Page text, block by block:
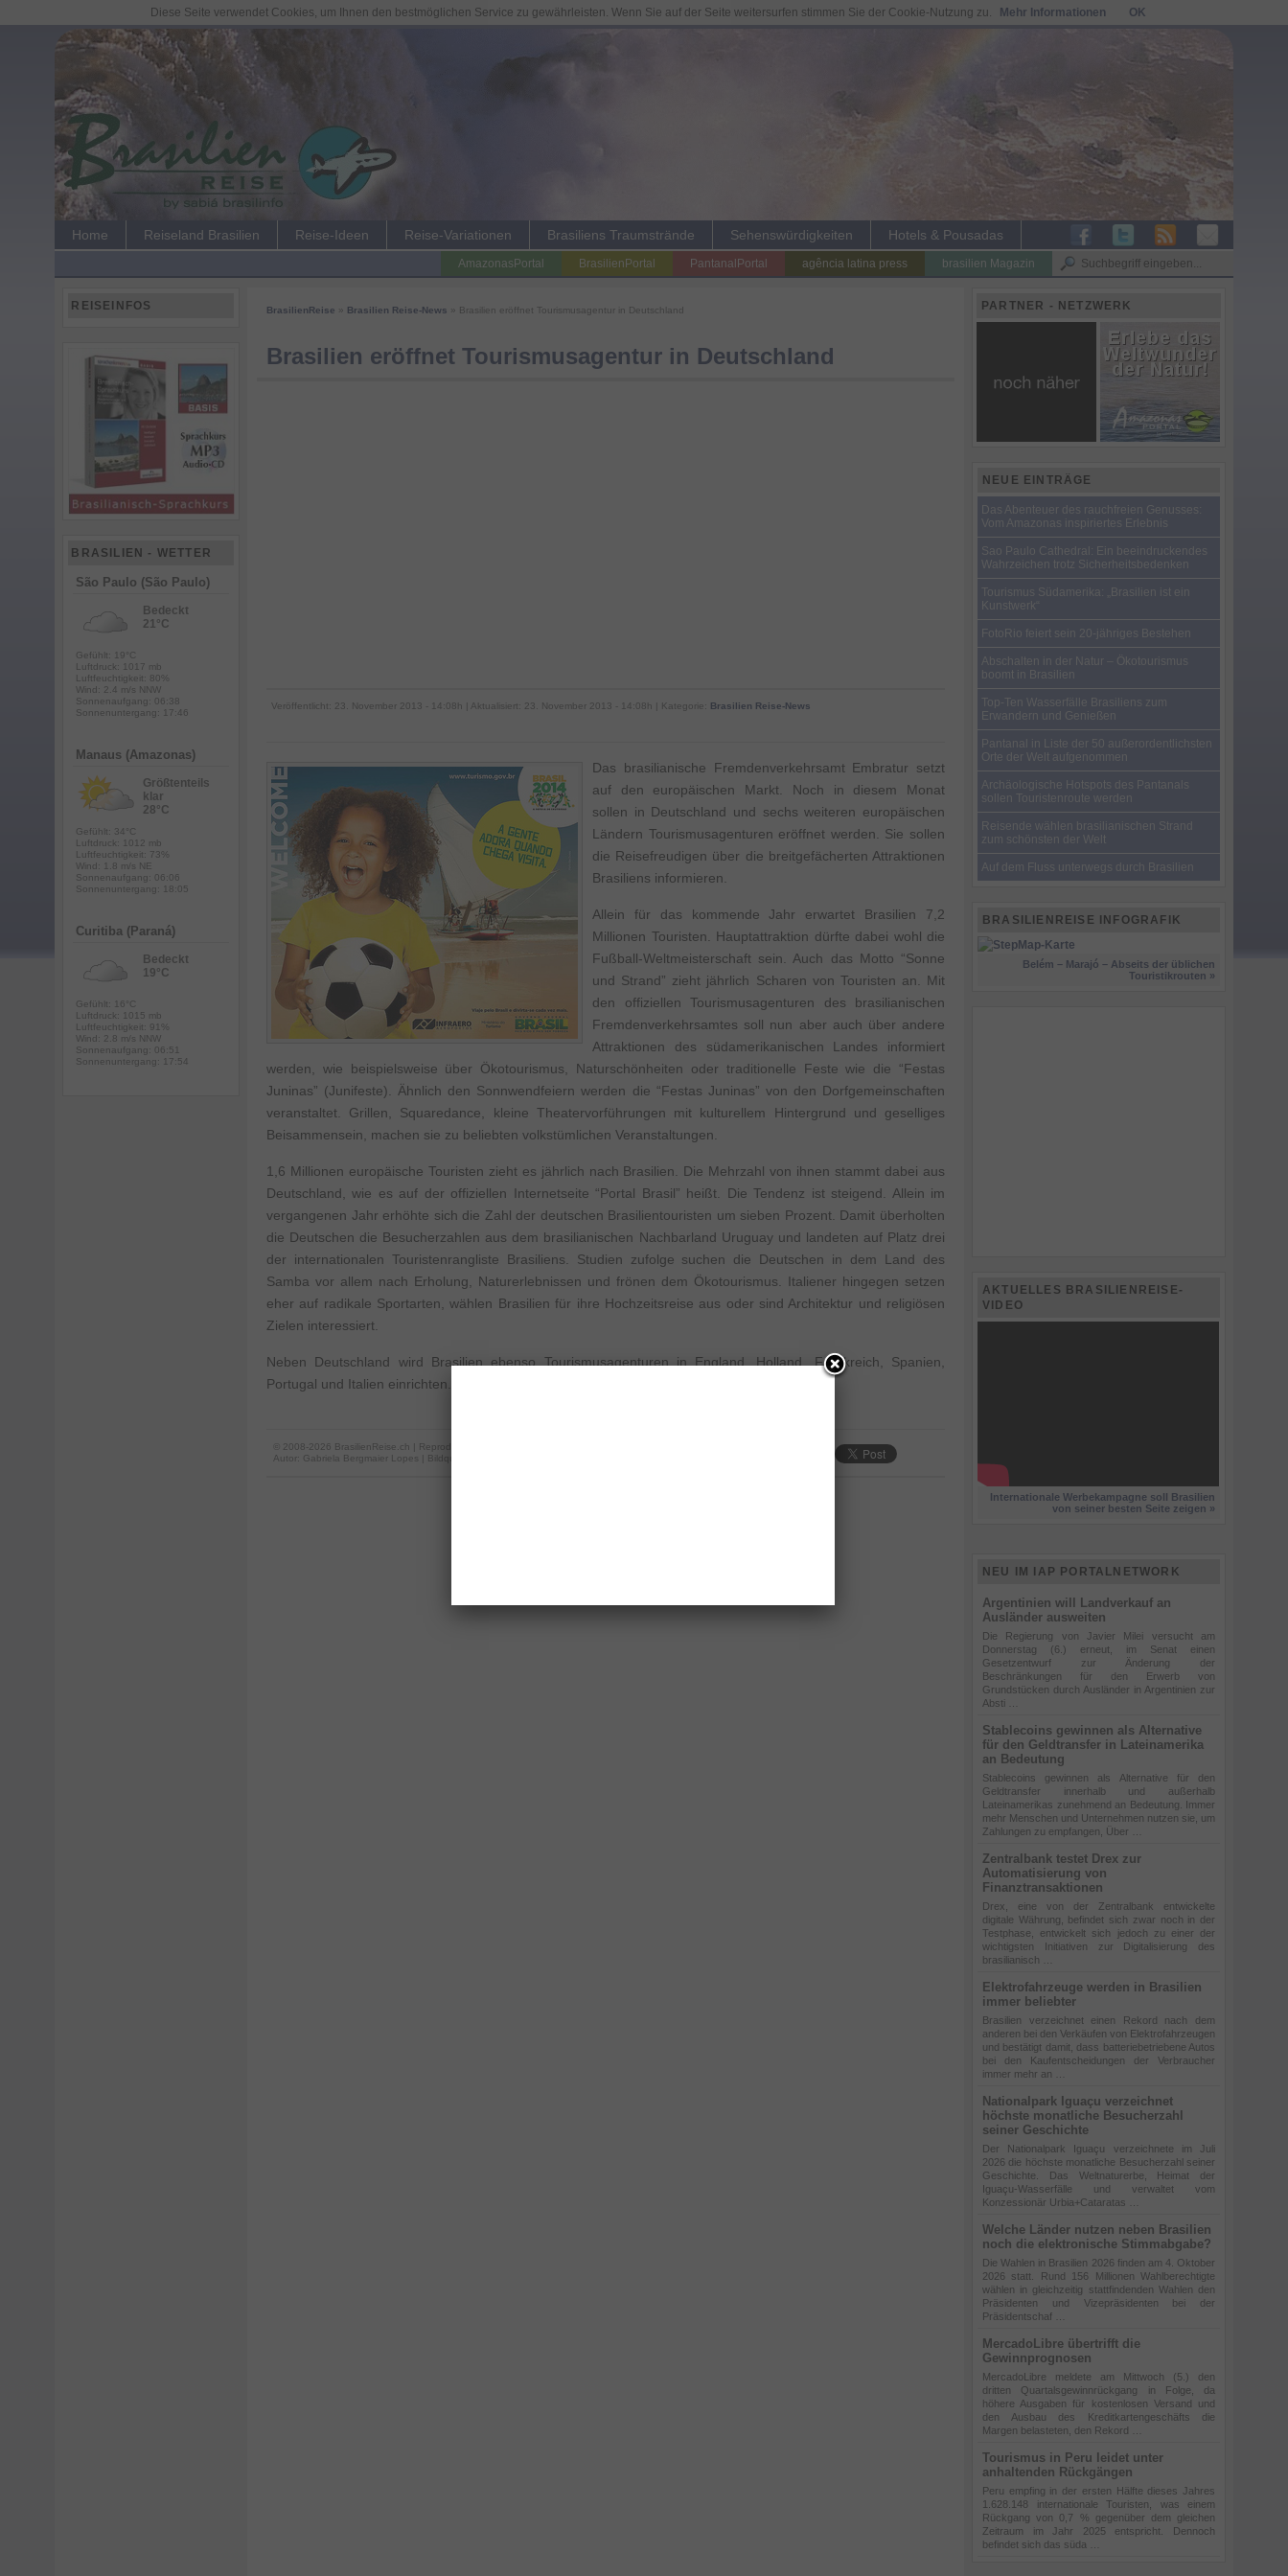
Home Reiseland Brasilien Reise-Ideen Reise-Variationen Brasiliens Traumstrände Sehenswürdigkeiten Hotels & Pousadas
brasilien Magazin
agência latina press
PantanalPortal
BrasilienPortal
AmazonasPortal
BrasilienReise Brasilien Reise-News » Brasilien eröffnet Tourismusagentur in Deutschland
Brasilien eröffnet Tourismusagentur in Deutschland
Veröffentlicht: 23. November 2013 - 14:08h | Aktualisiert: 23. November 2013 - 14:08h | Kategorie: Brasilien Reise-News
Das brasilianische Fremdenverkehrsamt Embratur setzt
auf den europäischen Markt. Noch in diesem Monat
sollen in Deutschland und sechs weiteren europäischen
Ländern Tourismusagenturen eröffnet werden. Sie sollen
die Reisefreudigen über die breitgefächerten Attraktionen
Brasiliens informieren.
Allein für das kommende Jahr erwartet Brasilien 7,2
Millionen Touristen. Hauptattraktion dürfte dabei wohl die
Fußball-Weltmeisterschaft sein. Auch das Motto “Sonne
und Strand” zieht jährlich Scharen von Touristen an. Mit
den offiziellen Tourismusagenturen des brasilianischen
Fremdenverkehrsamtes soll nun aber auch über andere
Attraktionen des südamerikanischen Landes informiert
werden, wie beispielsweise über Ökotourismus, Naturschönheiten oder traditionelle Feste wie die “Festas
Juninas” (Junifeste). Ähnlich den Sonnwendfeiern werden die “Festas Juninas” von den Dorfgemeinschaften
veranstaltet. Grillen, Squaredance, kleine Theatervorführungen mit kulturellem Hintergrund und geselliges
Beisammensein, machen sie zu beliebten volkstümlichen Veranstaltungen.
1,6 Millionen europäische Touristen zieht es jährlich nach Brasilien. Die Mehrzahl von ihnen stammt dabei aus
Deutschland, wie es auf der offiziellen Internetseite “Portal Brasil” heißt. Die Tendenz ist steigend. Allein im
vergangenen Jahr erhöhte sich die Zahl der deutschen Brasilientouristen um sieben Prozent. Damit überholten
die Deutschen die Besucherzahlen aus dem brasilianischen Nachbarland Uruguay und landeten auf Platz drei
der internationalen Touristenrangliste Brasiliens. Studien zufolge suchen die Deutschen in dem Land des
Samba vor allem nach Erholung, Naturerlebnissen und frönen dem Ökotourismus. Italiener hingegen setzen
eher auf radikale Sportarten, wählen Brasilien für ihre Hochzeitsreise aus oder sind Architektur und religiösen
Zielen interessiert.
Neben Deutschland wird Brasilien ebenso Tourismusagenturen in England, Holland, Frankreich, Spanien,
Portugal und Italien einrichten.
© 2008-2026 BrasilienReise.ch | Reproduktion strengstens untersagt.
Autor: Gabriela Bergmaier Lopes | Bildquelle: Embratur
REISEINFOS
BRASILIEN - WETTER
São Paulo (São Paulo)
Bedeckt
21°C
Gefühlt: 19°C
Luftdruck: 1017 mb
Luftfeuchtigkeit: 80%
Wind: 2.4 m/s NNW
Sonnenaufgang: 06:38
Sonnenuntergang: 17:46
Manaus (Amazonas)
Größtenteils
klar
28°C
Gefühlt: 34°C
Luftdruck: 1012 mb
Luftfeuchtigkeit: 73%
Wind: 1.8 m/s NE
Sonnenaufgang: 06:06
Sonnenuntergang: 18:05
Curitiba (Paraná)
Bedeckt
19°C
Gefühlt: 16°C
Luftdruck: 1015 mb
Luftfeuchtigkeit: 91%
Wind: 2.8 m/s NNW
Sonnenaufgang: 06:51
Sonnenuntergang: 17:54
PARTNER - NETZWERK
NEUE EINTRÄGE
Das Abenteuer des rauchfreien Genusses:
Vom Amazonas inspiriertes Erlebnis
Sao Paulo Cathedral: Ein beeindruckendes
Wahrzeichen trotz Sicherheitsbedenken
Tourismus Südamerika: „Brasilien ist ein
Kunstwerk“
FotoRio feiert sein 20-jähriges Bestehen
Abschalten in der Natur – Ökotourismus
boomt in Brasilien
Top-Ten Wasserfälle Brasiliens zum
Erwandern und Genießen
Pantanal in Liste der 50 außerordentlichsten
Orte der Welt aufgenommen
Archäologische Hotspots des Pantanals
sollen Touristenroute werden
Reisende wählen brasilianischen Strand
zum schönsten der Welt
Auf dem Fluss unterwegs durch Brasilien
BRASILIENREISE INFOGRAFIK
Belém – Marajó – Abseits der üblichen
Touristikrouten »
AKTUELLES BRASILIENREISE-
VIDEO
Internationale Werbekampagne soll Brasilien
von seiner besten Seite zeigen »
NEU IM IAP PORTALNETWORK
Argentinien will Landverkauf an
Ausländer ausweiten
Die Regierung von Javier Milei versucht am
Donnerstag (6.) erneut, im Senat einen
Gesetzentwurf zur Änderung der
Beschränkungen für den Erwerb von
Grundstücken durch Ausländer in Argentinien zur
Absti …
Stablecoins gewinnen als Alternative
für den Geldtransfer in Lateinamerika
an Bedeutung
Stablecoins gewinnen als Alternative für den
Geldtransfer innerhalb und außerhalb
Lateinamerikas zunehmend an Bedeutung. Immer
mehr Menschen und Unternehmen nutzen sie, um
Zahlungen zu empfangen, Über …
Zentralbank testet Drex zur
Automatisierung von
Finanztransaktionen
Drex, eine von der Zentralbank entwickelte
digitale Währung, befindet sich zwar noch in der
Testphase, entwickelt sich jedoch zu einer der
wichtigsten Initiativen zur Digitalisierung des
brasilianisch …
Elektrofahrzeuge werden in Brasilien
immer beliebter
Brasilien verzeichnet einen Rekord nach dem
anderen bei den Verkäufen von Elektrofahrzeugen
und bestätigt damit, dass batteriebetriebene Autos
bei den Kaufentscheidungen der Verbraucher
immer mehr an …
Nationalpark Iguaçu verzeichnet
höchste monatliche Besucherzahl
seiner Geschichte
Der Nationalpark Iguaçu verzeichnete im Juli
2026 die höchste monatliche Besucherzahl seiner
Geschichte. Das Weltnaturerbe, Heimat der
Iguaçu-Wasserfälle und verwaltet vom
Konzessionär Urbia+Cataratas …
Welche Länder nutzen neben Brasilien
noch die elektronische Stimmabgabe?
Die Wahlen in Brasilien 2026 finden am 4. Oktober
2026 statt. Rund 156 Millionen Wahlberechtigte
wählen in gleichzeitig stattfindenden Wahlen den
Präsidenten und Vizepräsidenten bei der
Präsidentschaf …
MercadoLibre übertrifft die
Gewinnprognosen
MercadoLibre meldete am Mittwoch (5.) den
dritten Quartalsgewinnrückgang in Folge, da
höhere Ausgaben für kostenlosen Versand und
den Ausbau des Kreditkartengeschäfts die
Margen belasteten, den Rekord …
Tourismus in Peru leidet unter
anhaltenden Rückgängen
Peru empfing in der ersten Hälfte dieses Jahres
1.628.148 internationale Touristen, was einem
Rückgang von 0,7 % gegenüber dem gleichen
Zeitraum im Jahr 2025 entspricht. Dennoch
befindet sich das süda …
Diese Seite verwendet Cookies, um Ihnen den bestmöglichen Service zu gewährleisten. Wenn Sie auf der Seite weitersurfen stimmen Sie der Cookie-Nutzung zu. Mehr Informationen OK